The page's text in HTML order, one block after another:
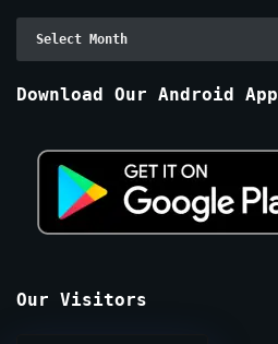
Download Our Android App
Our Visitors